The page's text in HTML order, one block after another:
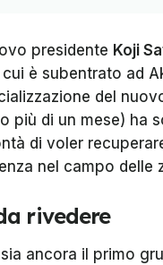
presidente Koji
è subentrato ad
del
più di un mese) ha
di voler
nel campo delle
rivedere
ancora il primo